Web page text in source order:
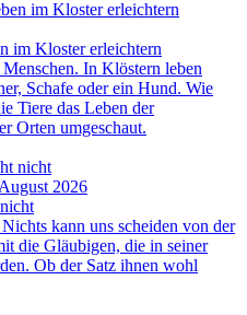
im Kloster erleichtern
In Klöstern leben
Schafe oder ein Hund. Wie
Tiere das Leben der
Orten umgeschaut.
2026
kann uns scheiden von der
die Gläubigen, die in seiner
Ob der Satz ihnen wohl